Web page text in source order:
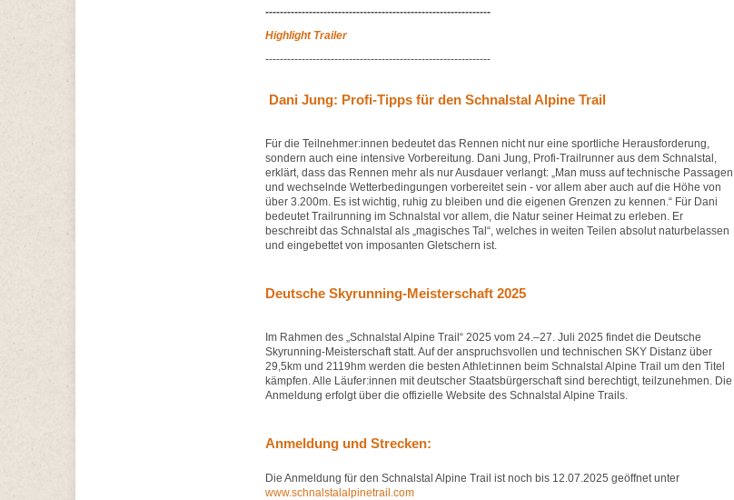
--------------------------------------------------------------
Highlight Trailer
--------------------------------------------------------------
Dani Jung: Profi-Tipps für den Schnalstal Alpine Trail
Für die Teilnehmer:innen bedeutet das Rennen nicht nur eine sportliche Herausforderung,
sondern auch eine intensive Vorbereitung. Dani Jung, Profi-Trailrunner aus dem Schnalstal,
erklärt, dass das Rennen mehr als nur Ausdauer verlangt: „Man muss auf technische Passagen
und wechselnde Wetterbedingungen vorbereitet sein - vor allem aber auch auf die Höhe von
über 3.200m. Es ist wichtig, ruhig zu bleiben und die eigenen Grenzen zu kennen.“ Für Dani
bedeutet Trailrunning im Schnalstal vor allem, die Natur seiner Heimat zu erleben. Er
beschreibt das Schnalstal als „magisches Tal“, welches in weiten Teilen absolut naturbelassen
und eingebettet von imposanten Gletschern ist.
Deutsche Skyrunning-Meisterschaft 2025
Im Rahmen des „Schnalstal Alpine Trail“ 2025 vom 24.–27. Juli 2025 findet die Deutsche
Skyrunning-Meisterschaft statt. Auf der anspruchsvollen und technischen SKY Distanz über
29,5km und 2119hm werden die besten Athlet:innen beim Schnalstal Alpine Trail um den Titel
kämpfen. Alle Läufer:innen mit deutscher Staatsbürgerschaft sind berechtigt, teilzunehmen. Die
Anmeldung erfolgt über die offizielle Website des Schnalstal Alpine Trails.
Anmeldung und Strecken:
Die Anmeldung für den Schnalstal Alpine Trail ist noch bis 12.07.2025 geöffnet unter
www.schnalstalalpinetrail.com